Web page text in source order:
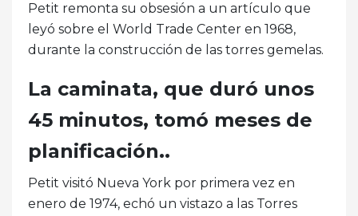
Petit remonta su obsesión a un artículo que
leyó sobre el World Trade Center en 1968,
durante la construcción de las torres gemelas.
La caminata, que duró unos
45 minutos, tomó meses de
planificación..
Petit visitó Nueva York por primera vez en
enero de 1974, echó un vistazo a las Torres